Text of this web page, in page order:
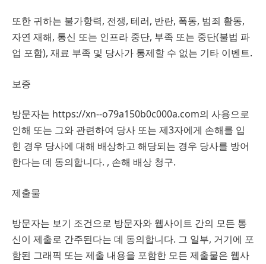
또한 귀하는 불가항력, 전쟁, 테러, 반란, 폭동, 범죄 활동,
자연 재해, 통신 또는 인프라 중단, 부족 또는 중단(불법 파
업 포함), 재료 부족 및 당사가 통제할 수 없는 기타 이벤트.
보증
방문자는 https://xn--o79a150b0c000a.com의 사용으로
인해 또는 그와 관련하여 당사 또는 제3자에게 손해를 입
힌 경우 당사에 대해 배상하고 해당되는 경우 당사를 방어
한다는 데 동의합니다. , 손해 배상 청구.
제출물
방문자는 보기 조건으로 방문자와 웹사이트 간의 모든 통
신이 제출로 간주된다는 데 동의합니다. 그 일부, 거기에 포
함된 그래픽 또는 제출 내용을 포함한 모든 제출물은 웹사